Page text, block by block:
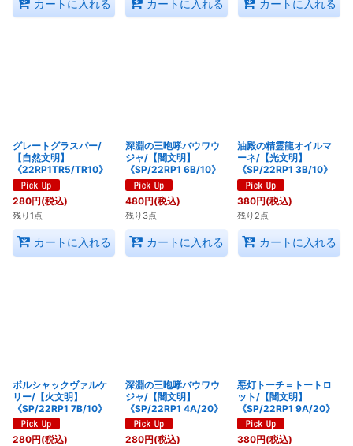
カートに入れる カートに入れる カートに入れる
グレートグラスパー/
【自然文明】
《22RP1TR5/TR10》
280円(税込)
残り1点
カートに入れる
深淵の三咆哮バウワウ
ジャ/【闇文明】
《SP/22RP1 6B/10》
480円(税込)
残り3点
カートに入れる
油殿の精霊龍オイルマ
ーネ/【光文明】
《SP/22RP1 3B/10》
380円(税込)
残り2点
カートに入れる
ボルシャックヴァルケ
リー/【火文明】
《SP/22RP1 7B/10》
280円(税込)
深淵の三咆哮バウワウ
ジャ/【闇文明】
《SP/22RP1 4A/20》
280円(税込)
悪灯トーチ＝トートロ
ット/【闇文明】
《SP/22RP1 9A/20》
380円(税込)